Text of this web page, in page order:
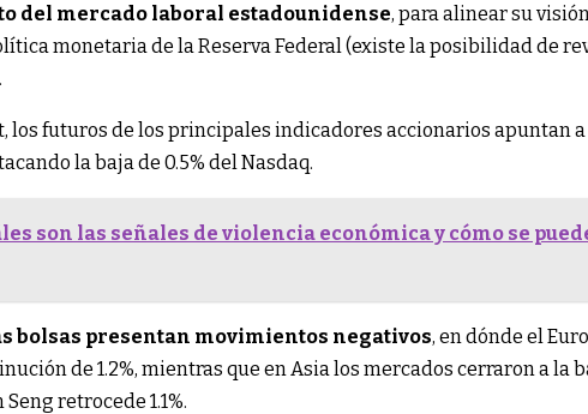
del mercado laboral estadounidense, para alinear su
monetaria de la Reserva Federal (existe la posibilidad de
los futuros de los principales indicadores accionarios apuntan
la baja de 0.5% del Nasdaq.
son las señales de violencia económica y cómo se
bolsas presentan movimientos negativos, en dónde el
de 1.2%, mientras que en Asia los mercados cerraron a la
Seng retrocede 1.1%.